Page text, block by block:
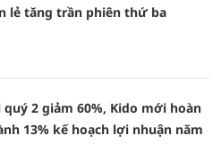
lẻ tăng trần phiên thứ ba
quý 2 giảm 60%, Kido mới hoàn
13% kế hoạch lợi nhuận năm